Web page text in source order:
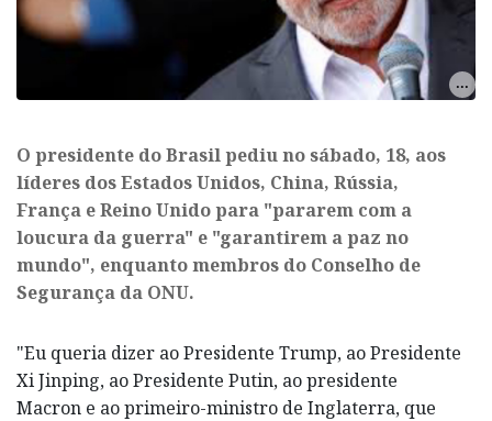
O presidente do Brasil pediu no sábado, 18, aos
líderes dos Estados Unidos, China, Rússia,
França e Reino Unido para "pararem com a
loucura da guerra" e "garantirem a paz no
mundo", enquanto membros do Conselho de
Segurança da ONU.
"Eu queria dizer ao Presidente Trump, ao Presidente
Xi Jinping, ao Presidente Putin, ao presidente
Macron e ao primeiro-ministro de Inglaterra, que